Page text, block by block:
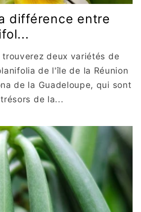
différence entre
trouverez deux variétés de
de l'île de la Réunion
de la Guadeloupe, qui sont
de la...